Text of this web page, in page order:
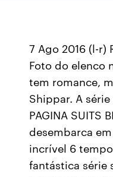
7 Ago 2016 (l-r)
Foto do elenco
tem romance,
Shippar. A
PAGINA SUITS
desembarca
incrível 6
fantástica série